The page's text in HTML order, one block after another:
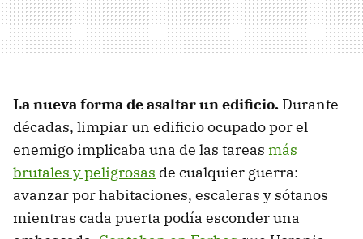
La nueva forma de asaltar un edificio. Durante
décadas, limpiar un edificio ocupado por el
enemigo implicaba una de las tareas más
brutales y peligrosas de cualquier guerra:
avanzar por habitaciones, escaleras y sótanos
mientras cada puerta podía esconder una